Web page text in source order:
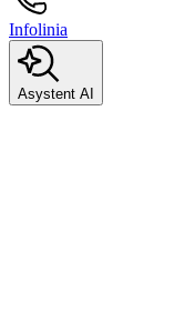
Infolinia
Asystent AI